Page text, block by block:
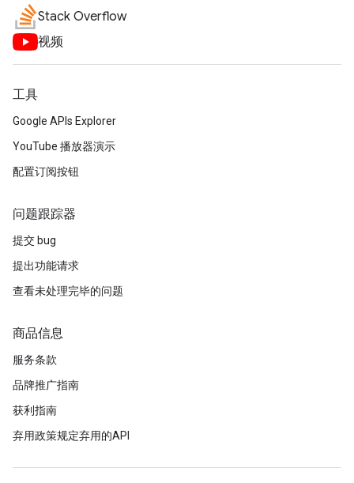
Stack Overflow
视频
工具
Google APIs Explorer
YouTube 播放器演示
配置订阅按钮
问题跟踪器
提交 bug
提出功能请求
查看未处理完毕的问题
商品信息
服务条款
品牌推广指南
获利指南
弃用政策规定弃用的API